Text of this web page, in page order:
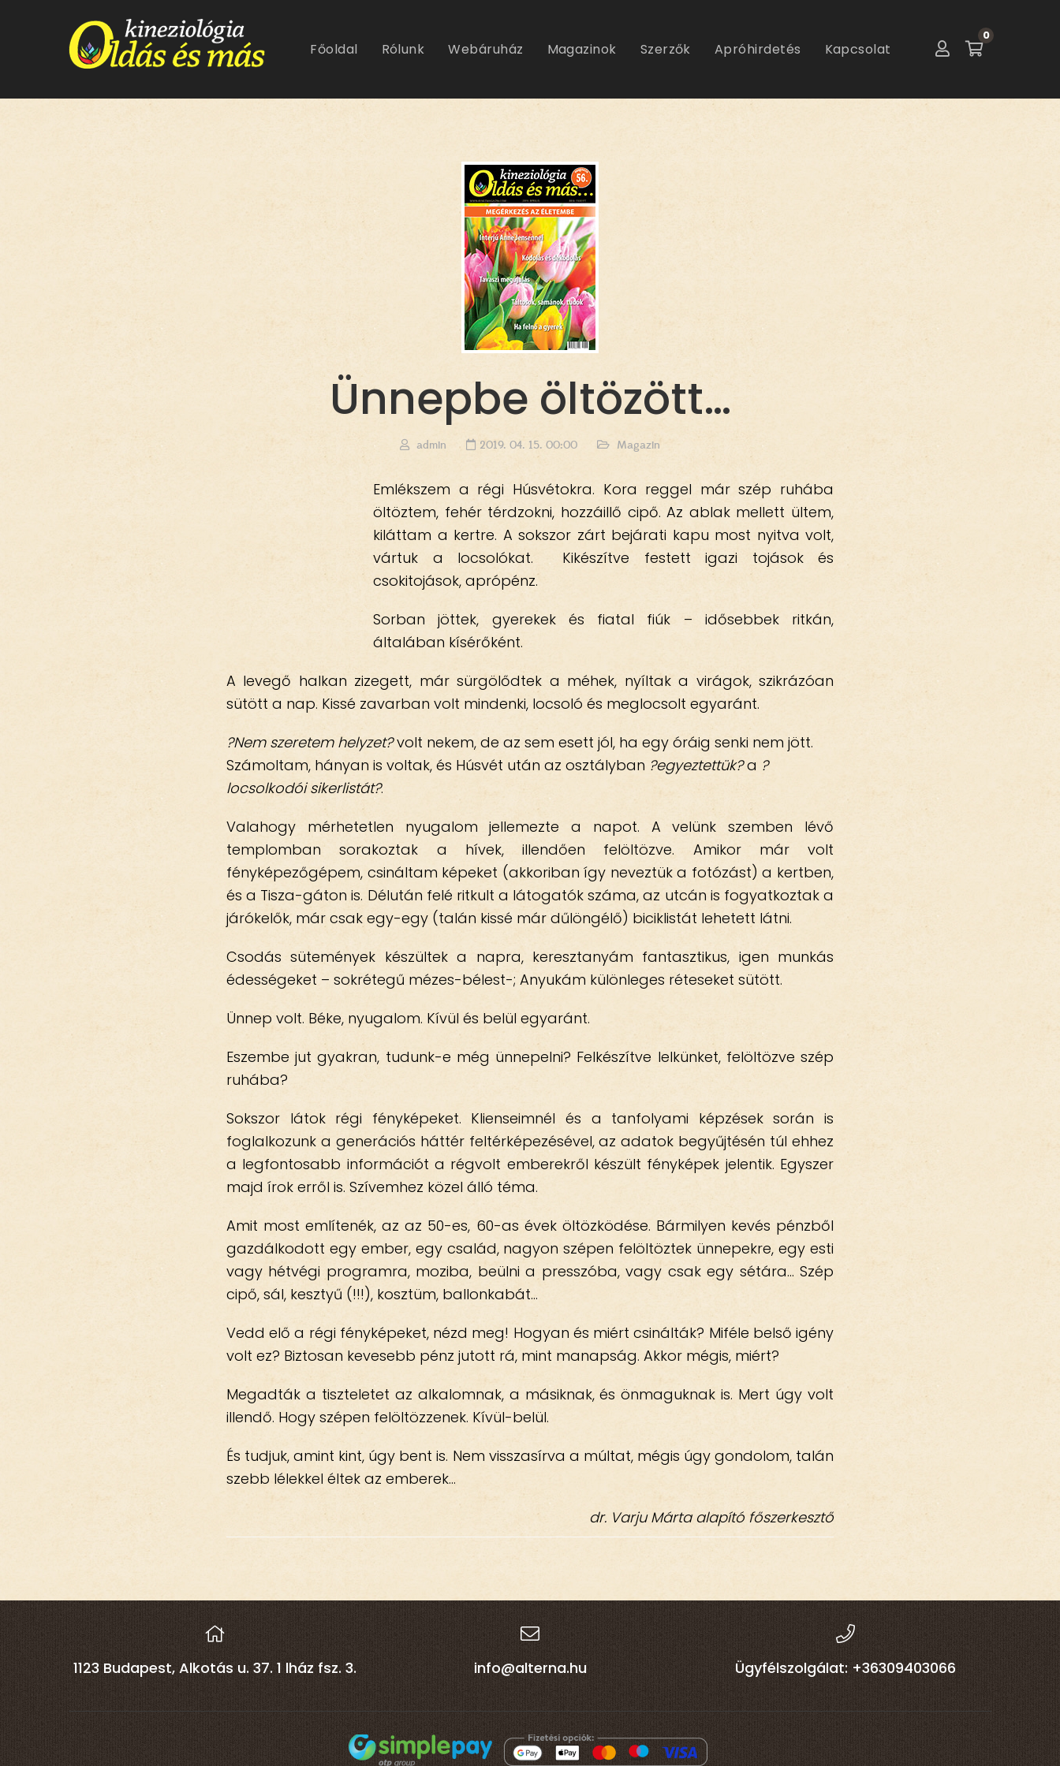
Főoldal Rólunk Webáruház Magazinok Szerzők Apróhirdetés Kapcsolat
0
Ünnepbe öltözött…
admin 2019. 04. 15. 00:00 Magazin
Emlékszem a régi Húsvétokra. Kora reggel már szép ruhába
öltöztem, fehér térdzokni, hozzáillő cipő. Az ablak mellett ültem,
kiláttam a kertre. A sokszor zárt bejárati kapu most nyitva volt,
vártuk a locsolókat. Kikészítve festett igazi tojások és
csokitojások, aprópénz.
Sorban jöttek, gyerekek és fiatal fiúk – idősebbek ritkán,
általában kísérőként.
A levegő halkan zizegett, már sürgölődtek a méhek, nyíltak a virágok, szikrázóan
sütött a nap. Kissé zavarban volt mindenki, locsoló és meglocsolt egyaránt.
?Nem szeretem helyzet?volt nekem, de az sem esett jól, ha egy óráig senki nem jött.
Számoltam, hányan is voltak, és Húsvét után az osztályban ?egyeztettük?a ?
locsolkodói sikerlistát?.
Valahogy mérhetetlen nyugalom jellemezte a napot. A velünk szemben lévő
templomban sorakoztak a hívek, illendően felöltözve. Amikor már volt
fényképezőgépem, csináltam képeket (akkoriban így neveztük a fotózást) a kertben,
és a Tisza-gáton is. Délután felé ritkult a látogatók száma, az utcán is fogyatkoztak a
járókelők, már csak egy-egy (talán kissé már dűlöngélő) biciklistát lehetett látni.
Csodás sütemények készültek a napra, keresztanyám fantasztikus, igen munkás
édességeket – sokrétegű mézes-bélest-; Anyukám különleges réteseket sütött.
Ünnep volt. Béke, nyugalom. Kívül és belül egyaránt.
Eszembe jut gyakran, tudunk-e még ünnepelni? Felkészítve lelkünket, felöltözve szép
ruhába?
Sokszor látok régi fényképeket. Klienseimnél és a tanfolyami képzések során is
foglalkozunk a generációs háttér feltérképezésével, az adatok begyűjtésén túl ehhez
a legfontosabb információt a régvolt emberekről készült fényképek jelentik. Egyszer
majd írok erről is. Szívemhez közel álló téma.
Amit most említenék, az az 50-es, 60-as évek öltözködése. Bármilyen kevés pénzből
gazdálkodott egy ember, egy család, nagyon szépen felöltöztek ünnepekre, egy esti
vagy hétvégi programra, moziba, beülni a presszóba, vagy csak egy sétára… Szép
cipő, sál, kesztyű (!!!), kosztüm, ballonkabát…
Vedd elő a régi fényképeket, nézd meg! Hogyan és miért csinálták? Miféle belső igény
volt ez? Biztosan kevesebb pénz jutott rá, mint manapság. Akkor mégis, miért?
Megadták a tiszteletet az alkalomnak, a másiknak, és önmaguknak is. Mert úgy volt
illendő. Hogy szépen felöltözzenek. Kívül-belül.
És tudjuk, amint kint, úgy bent is. Nem visszasírva a múltat, mégis úgy gondolom, talán
szebb lélekkel éltek az emberek…
dr. Varju Márta alapító főszerkesztő
1123 Budapest, Alkotás u. 37. 1 lház fsz. 3. info@alterna.hu Ügyfélszolgálat: +36309403066